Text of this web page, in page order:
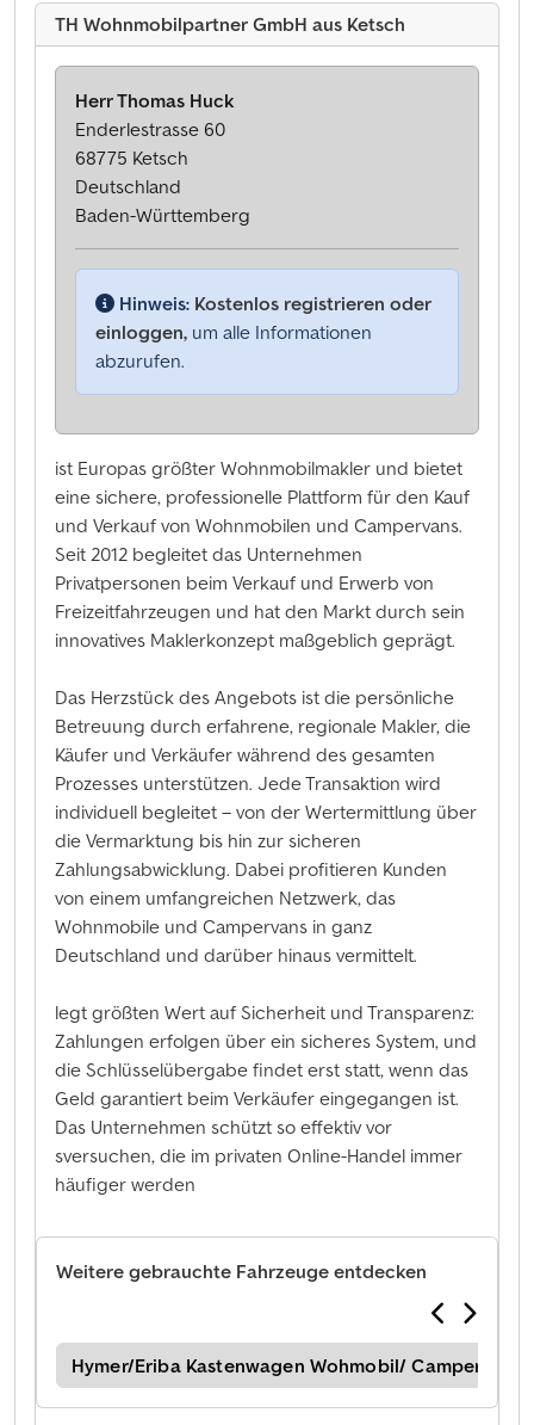
TH Wohnmobilpartner GmbH aus Ketsch
ist Europas größter Wohnmobilmakler und bietet
eine sichere, professionelle Plattform für den Kauf
und Verkauf von Wohnmobilen und Campervans.
Seit 2012 begleitet das Unternehmen
Privatpersonen beim Verkauf und Erwerb von
Freizeitfahrzeugen und hat den Markt durch sein
innovatives Maklerkonzept maßgeblich geprägt.
Das Herzstück des Angebots ist die persönliche
Betreuung durch erfahrene, regionale Makler, die
Käufer und Verkäufer während des gesamten
Prozesses unterstützen. Jede Transaktion wird
individuell begleitet – von der Wertermittlung über
die Vermarktung bis hin zur sicheren
Zahlungsabwicklung. Dabei profitieren Kunden
von einem umfangreichen Netzwerk, das
Wohnmobile und Campervans in ganz
Deutschland und darüber hinaus vermittelt.
legt größten Wert auf Sicherheit und Transparenz:
Zahlungen erfolgen über ein sicheres System, und
die Schlüsselübergabe findet erst statt, wenn das
Geld garantiert beim Verkäufer eingegangen ist.
Das Unternehmen schützt so effektiv vor
sversuchen, die im privaten Online-Handel immer
häufiger werden
Herr Thomas Huck
Enderlestrasse 60
68775 Ketsch
Deutschland
Baden-Württemberg
Hinweis: Kostenlos registrieren oder
einloggen, um alle Informationen
abzurufen.
Weitere gebrauchte Fahrzeuge entdecken
Hymer/Eriba Kastenwagen Wohmobil/ Camper